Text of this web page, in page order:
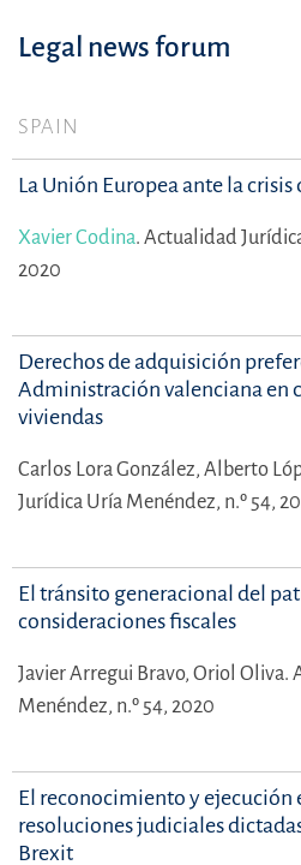
Legal news forum
SPAIN
La Unión Europea ante la crisis
Xavier Codina. Actualidad
2020
Derechos de adquisición
Administración valenciana en
viviendas
Carlos Lora González, Alberto
Jurídica Uría Menéndez, n.º 54,
El tránsito generacional del
consideraciones fiscales
Javier Arregui Bravo, Oriol Oliva.
Menéndez, n.º 54, 2020
El reconocimiento y ejecución
resoluciones judiciales
Brexit